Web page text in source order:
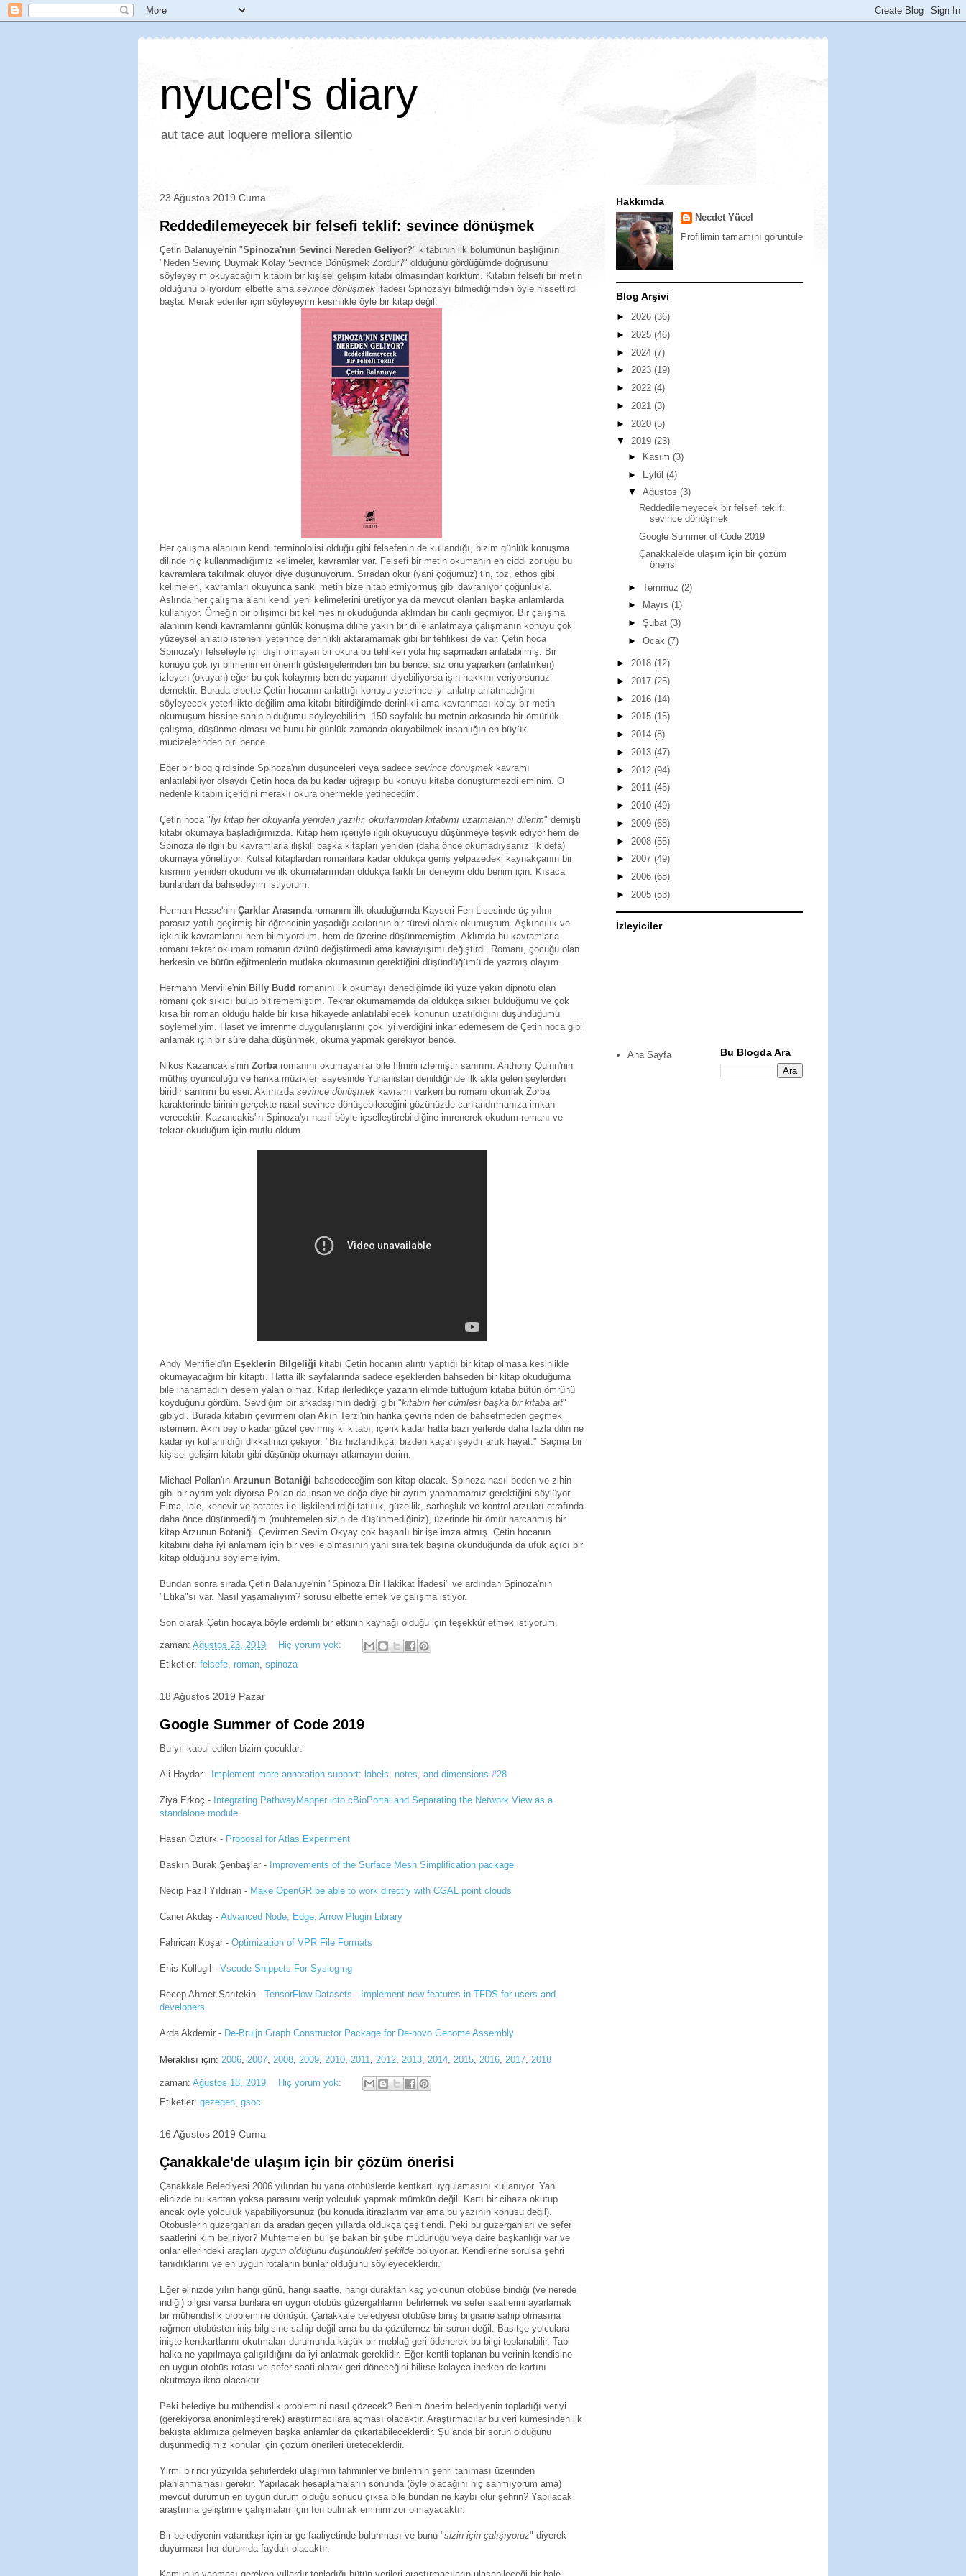
nyucel's diary
aut tace aut loquere meliora silentio
23 Ağustos 2019 Cuma
Reddedilemeyecek bir felsefi teklif: sevince dönüşmek
Çetin Balanuye'nin "Spinoza'nın Sevinci Nereden Geliyor?" kitabının ilk bölümünün başlığının
"Neden Sevinç Duymak Kolay Sevince Dönüşmek Zordur?" olduğunu gördüğümde doğrusunu
söyleyeyim okuyacağım kitabın bir kişisel gelişim kitabı olmasından korktum. Kitabın felsefi bir metin
olduğunu biliyordum elbette ama sevince dönüşmek ifadesi Spinoza'yı bilmediğimden öyle hissettirdi
başta. Merak edenler için söyleyeyim kesinlikle öyle bir kitap değil.
Her çalışma alanının kendi terminolojisi olduğu gibi felsefenin de kullandığı, bizim günlük konuşma
dilinde hiç kullanmadığımız kelimeler, kavramlar var. Felsefi bir metin okumanın en ciddi zorluğu bu
kavramlara takılmak oluyor diye düşünüyorum. Sıradan okur (yani çoğumuz) tin, töz, ethos gibi
kelimeleri, kavramları okuyunca sanki metin bize hitap etmiyormuş gibi davranıyor çoğunlukla.
Aslında her çalışma alanı kendi yeni kelimelerini üretiyor ya da mevcut olanları başka anlamlarda
kullanıyor. Örneğin bir bilişimci bit kelimesini okuduğunda aklından bir canlı geçmiyor. Bir çalışma
alanının kendi kavramlarını günlük konuşma diline yakın bir dille anlatmaya çalışmanın konuyu çok
yüzeysel anlatıp isteneni yeterince derinlikli aktaramamak gibi bir tehlikesi de var. Çetin hoca
Spinoza'yı felsefeyle içli dışlı olmayan bir okura bu tehlikeli yola hiç sapmadan anlatabilmiş. Bir
konuyu çok iyi bilmenin en önemli göstergelerinden biri bu bence: siz onu yaparken (anlatırken)
izleyen (okuyan) eğer bu çok kolaymış ben de yaparım diyebiliyorsa işin hakkını veriyorsunuz
demektir. Burada elbette Çetin hocanın anlattığı konuyu yeterince iyi anlatıp anlatmadığını
söyleyecek yeterlilikte değilim ama kitabı bitirdiğimde derinlikli ama kavranması kolay bir metin
okumuşum hissine sahip olduğumu söyleyebilirim. 150 sayfalık bu metnin arkasında bir ömürlük
çalışma, düşünme olması ve bunu bir günlük zamanda okuyabilmek insanlığın en büyük
mucizelerinden biri bence.
Eğer bir blog girdisinde Spinoza'nın düşünceleri veya sadece sevince dönüşmek kavramı
anlatılabiliyor olsaydı Çetin hoca da bu kadar uğraşıp bu konuyu kitaba dönüştürmezdi eminim. O
nedenle kitabın içeriğini meraklı okura önermekle yetineceğim.
Çetin hoca "İyi kitap her okuyanla yeniden yazılır, okurlarımdan kitabımı uzatmalarını dilerim" demişti
kitabı okumaya başladığımızda. Kitap hem içeriyle ilgili okuyucuyu düşünmeye teşvik ediyor hem de
Spinoza ile ilgili bu kavramlarla ilişkili başka kitapları yeniden (daha önce okumadıysanız ilk defa)
okumaya yöneltiyor. Kutsal kitaplardan romanlara kadar oldukça geniş yelpazedeki kaynakçanın bir
kısmını yeniden okudum ve ilk okumalarımdan oldukça farklı bir deneyim oldu benim için. Kısaca
bunlardan da bahsedeyim istiyorum.
Herman Hesse'nin Çarklar Arasındaromanını ilk okuduğumda Kayseri Fen Lisesinde üç yılını
parasız yatılı geçirmiş bir öğrencinin yaşadığı acılarının bir türevi olarak okumuştum. Aşkıncılık ve
içkinlik kavramlarını hem bilmiyordum, hem de üzerine düşünmemiştim. Aklımda bu kavramlarla
romanı tekrar okumam romanın özünü değiştirmedi ama kavrayışımı değiştirdi. Romanı, çocuğu olan
herkesin ve bütün eğitmenlerin mutlaka okumasının gerektiğini düşündüğümü de yazmış olayım.
Hermann Merville'nin Billy Budd romanını ilk okumayı denediğimde iki yüze yakın dipnotu olan
romanı çok sıkıcı bulup bitirememiştim. Tekrar okumamamda da oldukça sıkıcı bulduğumu ve çok
kısa bir roman olduğu halde bir kısa hikayede anlatılabilecek konunun uzatıldığını düşündüğümü
söylemeliyim. Haset ve imrenme duygulanışlarını çok iyi verdiğini inkar edemesem de Çetin hoca gibi
anlamak için bir süre daha düşünmek, okuma yapmak gerekiyor bence.
Nikos Kazancakis'nin Zorbaromanını okumayanlar bile filmini izlemiştir sanırım. Anthony Quinn'nin
müthiş oyunculuğu ve harika müzikleri sayesinde Yunanistan denildiğinde ilk akla gelen şeylerden
biridir sanırım bu eser. Aklınızda sevince dönüşmek kavramı varken bu romanı okumak Zorba
karakterinde birinin gerçekte nasıl sevince dönüşebileceğini gözünüzde canlandırmanıza imkan
verecektir. Kazancakis'in Spinoza'yı nasıl böyle içselleştirebildiğine imrenerek okudum romanı ve
tekrar okuduğum için mutlu oldum.
Andy Merrifield'ın Eşeklerin Bilgeliği kitabı Çetin hocanın alıntı yaptığı bir kitap olmasa kesinlikle
okumayacağım bir kitaptı. Hatta ilk sayfalarında sadece eşeklerden bahseden bir kitap okuduğuma
bile inanamadım desem yalan olmaz. Kitap ilerledikçe yazarın elimde tuttuğum kitaba bütün ömrünü
koyduğunu gördüm. Sevdiğim bir arkadaşımın dediği gibi "kitabın her cümlesi başka bir kitaba ait"
gibiydi. Burada kitabın çevirmeni olan Akın Terzi'nin harika çevirisinden de bahsetmeden geçmek
istemem. Akın bey o kadar güzel çevirmiş ki kitabı, içerik kadar hatta bazı yerlerde daha fazla dilin ne
kadar iyi kullanıldığı dikkatinizi çekiyor. "Biz hızlandıkça, bizden kaçan şeydir artık hayat." Saçma bir
kişisel gelişim kitabı gibi düşünüp okumayı atlamayın derim.
Michael Pollan'ın Arzunun Botaniği bahsedeceğim son kitap olacak. Spinoza nasıl beden ve zihin
gibi bir ayrım yok diyorsa Pollan da insan ve doğa diye bir ayrım yapmamamız gerektiğini söylüyor.
Elma, lale, kenevir ve patates ile ilişkilendirdiği tatlılık, güzellik, sarhoşluk ve kontrol arzuları etrafında
daha önce düşünmediğim (muhtemelen sizin de düşünmediğiniz), üzerinde bir ömür harcanmış bir
kitap Arzunun Botaniği. Çevirmen Sevim Okyay çok başarılı bir işe imza atmış. Çetin hocanın
kitabını daha iyi anlamam için bir vesile olmasının yanı sıra tek başına okunduğunda da ufuk açıcı bir
kitap olduğunu söylemeliyim.
Bundan sonra sırada Çetin Balanuye'nin "Spinoza Bir Hakikat İfadesi" ve ardından Spinoza'nın
"Etika"sı var. Nasıl yaşamalıyım? sorusu elbette emek ve çalışma istiyor.
Son olarak Çetin hocaya böyle erdemli bir etkinin kaynağı olduğu için teşekkür etmek istiyorum.
zaman: Ağustos 23, 2019
Hiç yorum yok:
Etiketler: felsefe, roman, spinoza
18 Ağustos 2019 Pazar
Google Summer of Code 2019
Bu yıl kabul edilen bizim çocuklar:
Ali Haydar - Implement more annotation support: labels, notes, and dimensions #28
Ziya Erkoç - Integrating PathwayMapper into cBioPortal and Separating the Network View as a
standalone module
Hasan Öztürk - Proposal for Atlas Experiment
Baskın Burak Şenbaşlar - Improvements of the Surface Mesh Simplification package
Necip Fazil Yıldıran - Make OpenGR be able to work directly with CGAL point clouds
Caner Akdaş - Advanced Node, Edge, Arrow Plugin Library
Fahrican Koşar - Optimization of VPR File Formats
Enis Kollugil - Vscode Snippets For Syslog-ng
Recep Ahmet Sarıtekin - TensorFlow Datasets - Implement new features in TFDS for users and
developers
Arda Akdemir - De-Bruijn Graph Constructor Package for De-novo Genome Assembly
Meraklısı için: 2006, 2007, 2008, 2009, 2010, 2011, 2012, 2013, 2014, 2015, 2016, 2017, 2018
zaman: Ağustos 18, 2019
Hiç yorum yok:
Etiketler: gezegen, gsoc
16 Ağustos 2019 Cuma
Çanakkale'de ulaşım için bir çözüm önerisi
Çanakkale Belediyesi 2006 yılından bu yana otobüslerde kentkart uygulamasını kullanıyor. Yani
elinizde bu karttan yoksa parasını verip yolculuk yapmak mümkün değil. Kartı bir cihaza okutup
ancak öyle yolculuk yapabiliyorsunuz (bu konuda itirazlarım var ama bu yazının konusu değil).
Otobüslerin güzergahları da aradan geçen yıllarda oldukça çeşitlendi. Peki bu güzergahları ve sefer
saatlerini kim belirliyor? Muhtemelen bu işe bakan bir şube müdürlüğü veya daire başkanlığı var ve
onlar ellerindeki araçları uygun olduğunu düşündükleri şekilde bölüyorlar. Kendilerine sorulsa şehri
tanıdıklarını ve en uygun rotaların bunlar olduğunu söyleyeceklerdir.
Eğer elinizde yılın hangi günü, hangi saatte, hangi duraktan kaç yolcunun otobüse bindiği (ve nerede
indiği) bilgisi varsa bunlara en uygun otobüs güzergahlarını belirlemek ve sefer saatlerini ayarlamak
bir mühendislik problemine dönüşür. Çanakkale belediyesi otobüse biniş bilgisine sahip olmasına
rağmen otobüsten iniş bilgisine sahip değil ama bu da çözülemez bir sorun değil. Basitçe yolculara
inişte kentkartlarını okutmaları durumunda küçük bir meblağ geri ödenerek bu bilgi toplanabilir. Tabi
halka ne yapılmaya çalışıldığını da iyi anlatmak gereklidir. Eğer kentli toplanan bu verinin kendisine
en uygun otobüs rotası ve sefer saati olarak geri döneceğini bilirse kolayca inerken de kartını
okutmaya ikna olacaktır.
Peki belediye bu mühendislik problemini nasıl çözecek? Benim önerim belediyenin topladığı veriyi
(gerekiyorsa anonimleştirerek) araştırmacılara açması olacaktır. Araştırmacılar bu veri kümesinden ilk
bakışta aklımıza gelmeyen başka anlamlar da çıkartabileceklerdir. Şu anda bir sorun olduğunu
düşünmediğimiz konular için çözüm önerileri üreteceklerdir.
Yirmi birinci yüzyılda şehirlerdeki ulaşımın tahminler ve birilerinin şehri tanıması üzerinden
planlanmaması gerekir. Yapılacak hesaplamaların sonunda (öyle olacağını hiç sanmıyorum ama)
mevcut durumun en uygun durum olduğu sonucu çıksa bile bundan ne kaybı olur şehrin? Yapılacak
araştırma geliştirme çalışmaları için fon bulmak eminim zor olmayacaktır.
Bir belediyenin vatandaşı için ar-ge faaliyetinde bulunması ve bunu "sizin için çalışıyoruz" diyerek
duyurması her durumda faydalı olacaktır.
Hakkımda
Necdet Yücel
Profilimin tamamını görüntüle
Blog Arşivi
► 2026 (36)
► 2025 (46)
► 2024 (7)
► 2023 (19)
► 2022 (4)
► 2021 (3)
► 2020 (5)
▼ 2019 (23)
►
Kasım (3)
► Eylül (4)
▼ Ağustos (3)
Reddedilemeyecek bir felsefi teklif:
sevince dönüşmek
Google Summer of Code 2019
Çanakkale'de ulaşım için bir çözüm
önerisi
► Temmuz (2)
►
Mayıs (1)
► Şubat (3)
► Ocak (7)
► 2018 (12)
► 2017 (25)
► 2016 (14)
► 2015 (15)
► 2014 (8)
► 2013 (47)
► 2012 (94)
► 2011 (45)
► 2010 (49)
► 2009 (68)
► 2008 (55)
► 2007 (49)
► 2006 (68)
► 2005 (53)
İzleyiciler
Ana Sayfa Bu Blogda Ara